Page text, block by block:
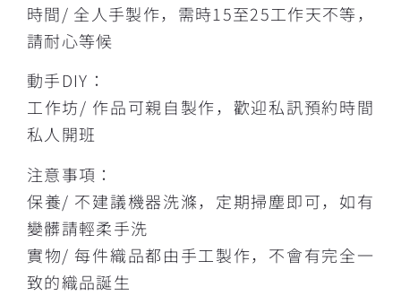
時間/ 全人手製作，需時15至25工作天不等，
請耐心等候
動手DIY：
工作坊/ 作品可親自製作，歡迎私訊預約時間
私人開班
注意事項：
保養/ 不建議機器洗滌，定期掃塵即可，如有
變髒請輕柔手洗
實物/ 每件織品都由手工製作，不會有完全一
致的織品誕生